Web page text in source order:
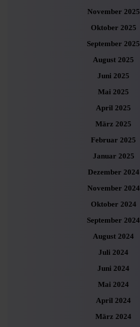
November 2025
Oktober 2025
September 2025
August 2025
Juni 2025
Mai 2025
April 2025
März 2025
Februar 2025
Januar 2025
Dezember 2024
November 2024
Oktober 2024
September 2024
August 2024
Juli 2024
Juni 2024
Mai 2024
April 2024
März 2024